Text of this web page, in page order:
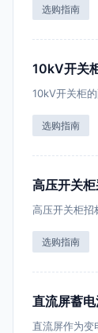
选购指南
10kV开关
10kV开关柜
选购指南
高压开关
高压开关柜招
选购指南
直流屏蓄
直流屏作为变